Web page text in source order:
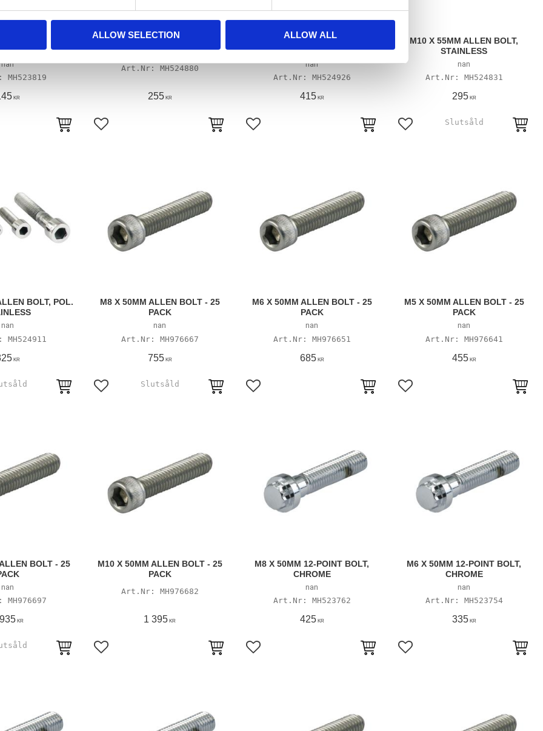
ALLOW SELECTION ALLOW ALL
ALLEN BOLT,
nan
MH523819
KR
M6 X 55MM ALLEN BOLT,
POLISHED STAINLESS
MH524880
255KR
Lägg till i favoriter
M12 X 55MM ALLEN BOLT, POL.
STAINLESS
nan
MH524926
415KR
Lägg till i favoriter
M10 X 55MM ALLEN BOLT,
STAINLESS
nan
MH524831
295KR
Lägg till i favoriter
BOLT, POL.
nan
MH524911
KR
M8 X 50MM ALLEN BOLT - 25
PACK
nan
MH976667
755KR
Lägg till i favoriter
M6 X 50MM ALLEN BOLT - 25
PACK
nan
MH976651
685KR
Lägg till i favoriter
M5 X 50MM ALLEN BOLT - 25
PACK
nan
MH976641
455KR
Lägg till i favoriter
BOLT - 25
nan
MH976697
KR
M10 X 50MM ALLEN BOLT - 25
PACK
MH976682
1 395 KR
Lägg till i favoriter
M8 X 50MM 12-POINT BOLT,
CHROME
nan
MH523762
425KR
Lägg till i favoriter
M6 X 50MM 12-POINT BOLT,
CHROME
nan
MH523754
335KR
Lägg till i favoriter